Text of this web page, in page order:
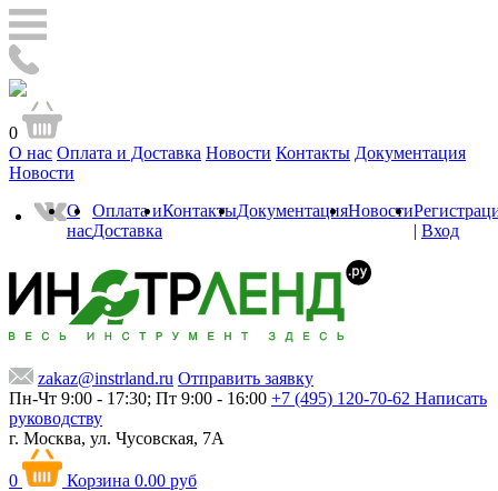
0
О нас Оплата и Доставка Новости Контакты Документация
Новости
О
нас
Оплата и
Доставка
КонтактыДокументацияНовости
| Вход
zakaz@instrland.ru Отправить заявку
Пн-Чт 9:00 - 17:30; Пт 9:00 - 16:00 +7 (495) 120-70-62 Написать
руководству
г. Москва, ул. Чусовская, 7А
0 Корзина 0.00 руб